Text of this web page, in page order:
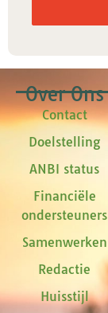
Over Ons
Contact
Doelstelling
ANBI status
Financiële
ondersteuners
Samenwerken
Redactie
Huisstijl